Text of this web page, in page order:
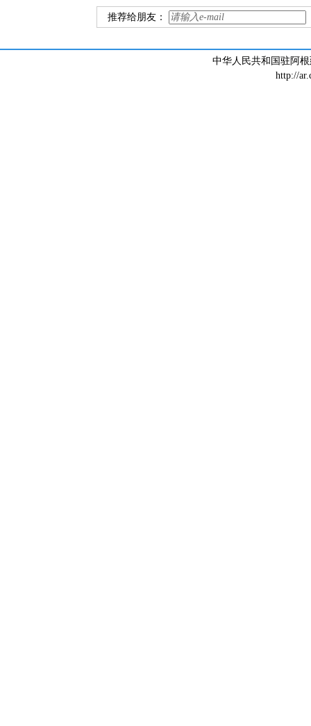
推荐给朋友：
中华人民共和国驻阿
http://